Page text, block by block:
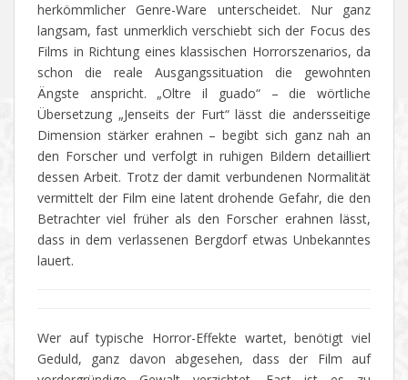
herkömmlicher Genre-Ware unterscheidet. Nur ganz
langsam, fast unmerklich verschiebt sich der Focus des
Films in Richtung eines klassischen Horrorszenarios, da
schon die reale Ausgangssituation die gewohnten
Ängste anspricht. „Oltre il guado“ – die wörtliche
Übersetzung „Jenseits der Furt“ lässt die andersseitige
Dimension stärker erahnen – begibt sich ganz nah an
den Forscher und verfolgt in ruhigen Bildern detailliert
dessen Arbeit. Trotz der damit verbundenen Normalität
vermittelt der Film eine latent drohende Gefahr, die den
Betrachter viel früher als den Forscher erahnen lässt,
dass in dem verlassenen Bergdorf etwas Unbekanntes
lauert.
Wer auf typische Horror-Effekte wartet, benötigt viel
Geduld, ganz davon abgesehen, dass der Film auf